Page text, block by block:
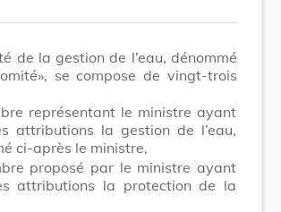
de la gestion de l’eau, dénommé
se compose de vingt-trois
représentant le ministre ayant
attributions la gestion de l’eau,
ci-après le ministre,
proposé par le ministre ayant
attributions la protection de la